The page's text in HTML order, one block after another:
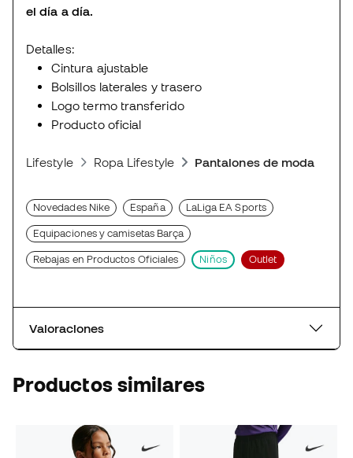
el día a día.
Detalles:
Cintura ajustable
Bolsillos laterales y trasero
Logo termo transferido
Producto oficial
Lifestyle Ropa Lifestyle Pantalones de moda
Novedades Nike España LaLiga EA Sports
Equipaciones y camisetas Barça
Rebajas en Productos Oficiales Niños Outlet
Valoraciones
Productos similares